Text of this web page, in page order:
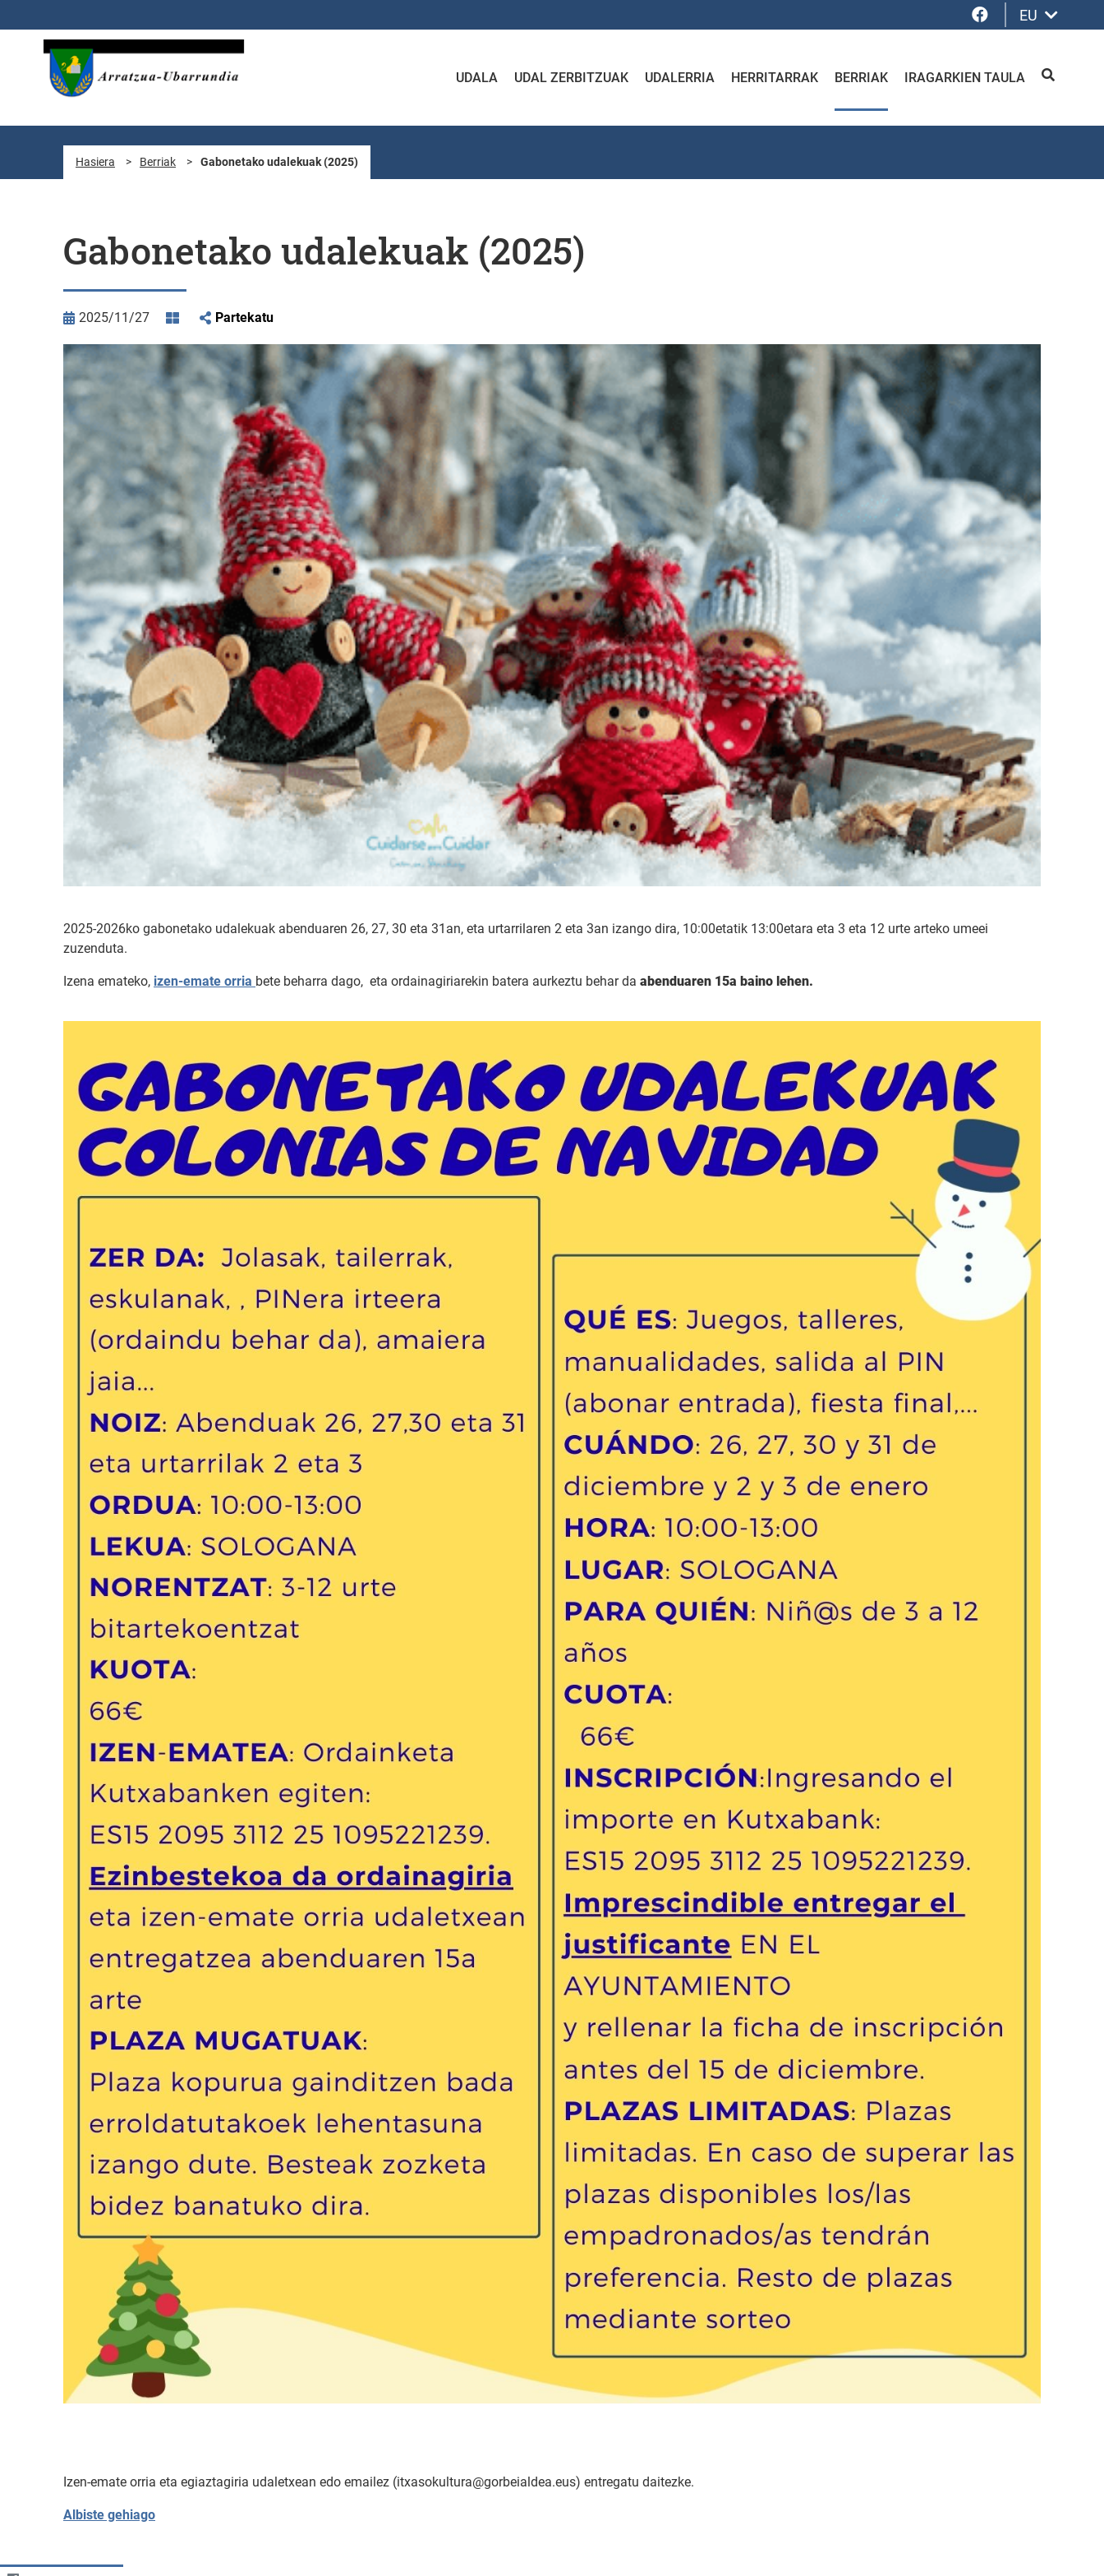
Facebook
EU
UDALA UDAL ZERBITZUAK UDALERRIA HERRITARRAK BERRIAK IRAGARKIEN TAULA BILATU
Hasiera > Berriak > Gabonetako udalekuak (2025)
Gabonetako udalekuak (2025)
2025/11/27 Partekatu
2025-2026ko gabonetako udalekuak abenduaren 26, 27, 30 eta 31an, eta urtarrilaren 2 eta 3an izango dira, 10:00etatik 13:00etara eta 3 eta 12 urte arteko umeei
zuzenduta.
Izena emateko, izen-emate orria bete beharra dago, eta ordainagiriarekin batera aurkeztu behar da abenduaren 15a baino lehen.
Izen-emate orria eta egiaztagiria udaletxean edo emailez (itxasokultura@gorbeialdea.eus) entregatu daitezke.
Albiste gehiago